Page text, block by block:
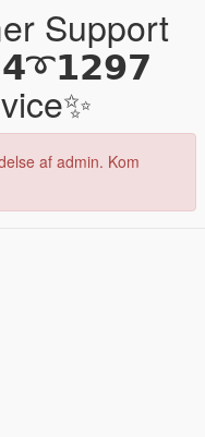
Support
af admin. Kom